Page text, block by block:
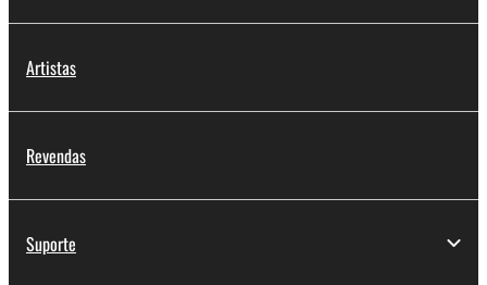
Artistas
Revendas
Suporte